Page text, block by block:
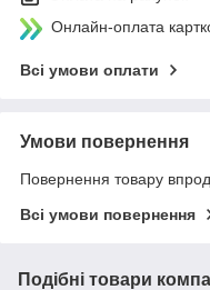
Онлайн-оплата
Всі умови оплати
Умови повернення
Повернення товару
Всі умови повернення
Подібні товари